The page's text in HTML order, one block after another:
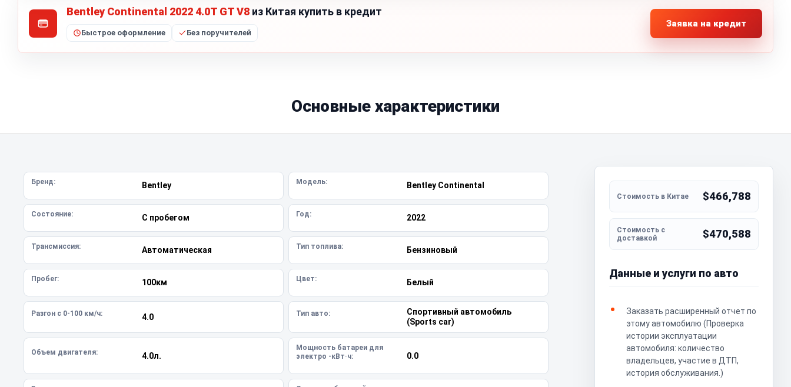
Bentley Continental 2022 4.0T GT V8 из Китая купить в кредит
Быстрое оформление Без поручителей
Заявка на кредит
Основные характеристики
Бренд: Bentley Модель: Bentley Continental
Состояние: С пробегом Год: 2022
Трансмиссия: Автоматическая Тип топлива: Бензиновый
Пробег: 100км Цвет: Белый
Разгон с 0-100 км/ч: 4.0 Тип авто:
Спортивный автомобиль
(Sports car)
Объем двигателя: 4.0л.
Мощность батареи для
электро -кВт·ч:
0.0
$466,788
$470,588
Данные и услуги по авто
Заказать расширенный отчет по
этому автомобилю (Проверка
истории эксплуатации
автомобиля: количество
владельцев, участие в ДТП,
история обслуживания.)